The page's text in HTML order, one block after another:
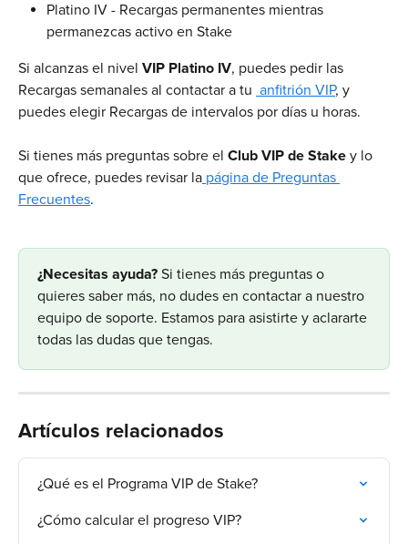
Platino IV - Recargas permanentes mientras
permanezcas activo en Stake
Si alcanzas el nivel VIP Platino IV, puedes pedir las
Recargas semanales al contactar a tu anfitrión VIP, y
puedes elegir Recargas de intervalos por días u horas.
Si tienes más preguntas sobre el Club VIP de Stake y lo
que ofrece, puedes revisar la página de Preguntas
Frecuentes.
​¿Necesitas ayuda? Si tienes más preguntas o
quieres saber más, no dudes en contactar a nuestro
equipo de soporte. Estamos para asistirte y aclararte
todas las dudas que tengas.
Artículos relacionados
¿Qué es el Programa VIP de Stake?
¿Cómo calcular el progreso VIP?